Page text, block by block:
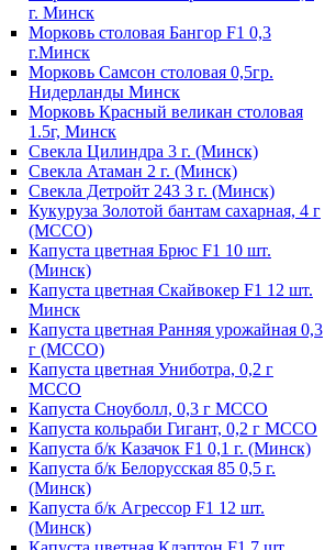
г. Минск
Морковь столовая Бангор F1 0,3
г.Минск
Морковь Самсон столовая 0,5гр.
Нидерланды Минск
Морковь Красный великан столовая
1.5г, Минск
Свекла Цилиндра 3 г. (Минск)
Свекла Атаман 2 г. (Минск)
Свекла Детройт 243 3 г. (Минск)
Кукуруза Золотой бантам сахарная, 4 г
(МССО)
Капуста цветная Брюс F1 10 шт.
(Минск)
Капуста цветная Скайвокер F1 12 шт.
Минск
Капуста цветная Ранняя урожайная 0,3
г (МССО)
Капуста цветная Униботра, 0,2 г
МССО
Капуста Сноуболл, 0,3 г МССО
Капуста кольраби Гигант, 0,2 г МССО
Капуста б/к Казачок F1 0,1 г. (Минск)
Капуста б/к Белорусская 85 0,5 г.
(Минск)
Капуста б/к Агрессор F1 12 шт.
(Минск)